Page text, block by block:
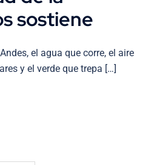
sostiene
el agua que corre, el aire
y el verde que trepa […]